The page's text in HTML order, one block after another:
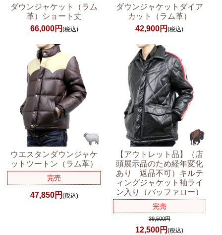
ダウンジャケット（ラム
革）ショート丈
66,000円 (税込)
ダウンジャケットダイア
カット（ラム革）
42,900円(税込)
ウエスタンダウンジャケ
ットツートン（ラム革）
完売
47,850円 (税込)
【アウトレット品】（店
頭展示品のため経年変化
あり 返品不可）キルテ
ィングジャケット袖ライ
ン入り（バッファロー）
完売
39,500円
12,500円(税込)